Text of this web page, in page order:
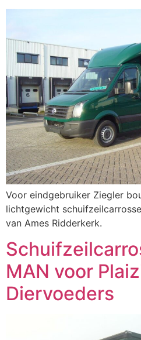
Voor eindgebruiker Ziegler
lichtgewicht
van Ames Ridderkerk.
MAN voor
Diervoeders